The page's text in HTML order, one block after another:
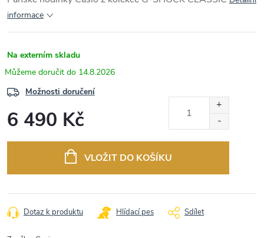
informace
Na externím skladu
14.8.2026
Možnosti doručení
6 490 Kč
VLOŽIT DO KOŠÍKU
Dotaz k produktu Hlídací pes Sdílet